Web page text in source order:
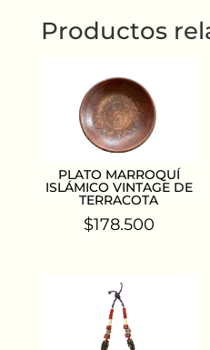
Productos
PLATO MARROQUÍ
ISLÁMICO VINTAGE DE
TERRACOTA
$178.500